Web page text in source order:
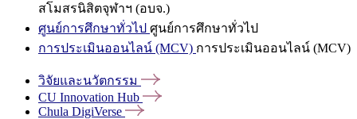
สโมสรนิสิตจุฬาฯ (อบจ.)
ศูนย์การศึกษาทั่วไป ศูนย์การศึกษาทั่วไป
การประเมินออนไลน์ (MCV) การประเมินออนไลน์ (MCV)
วิจัยและนวัตกรรม
CU Innovation Hub
Chula DigiVerse